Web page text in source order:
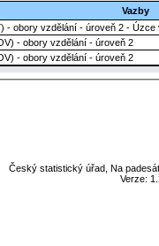
Vazby
- obory vzdělání - úroveň 2 - Úzce
- obory vzdělání - úroveň 2
- obory vzdělání - úroveň 2
Český statistický úřad, Na
Verze: